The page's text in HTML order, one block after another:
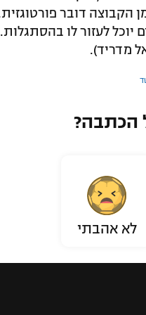
דובר
לעזור לו
מדריד).
הכתבה?
לא אהבתי